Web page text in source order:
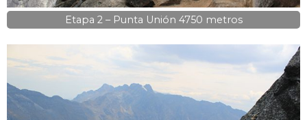
Etapa 2 – Punta Unión 4750 metros